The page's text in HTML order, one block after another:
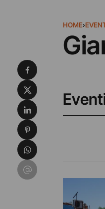
HOME›
Condividi su
Condividi su X
Condividi su
Condividi su
Condividi su
Condividi su Email